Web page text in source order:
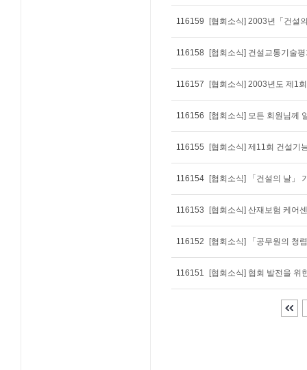
116159 [협회소식] 2003년「건설
116158 [협회소식] 건설교통기술
116157 [협회소식] 2003년도 제1
116156 [협회소식] 모든 회원님께
116155 [협회소식] 제11회 건설기
116154 [협회소식] 「건설의 날」
116153 [협회소식] 산재보험 케어
116152 [협회소식] 「공무원의 청
116151 [협회소식] 협회 발전을 위